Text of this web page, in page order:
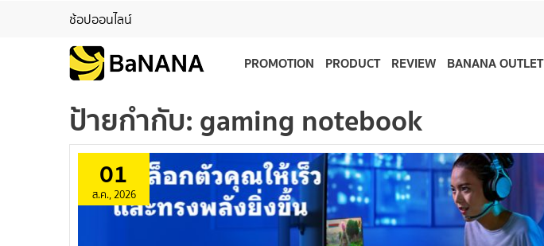
ช้อปออนไลน์
PROMOTION PRODUCT REVIEW BANANA OUTLET
ป้ายกำกับ:gaming notebook
01
ส.ค., 2026